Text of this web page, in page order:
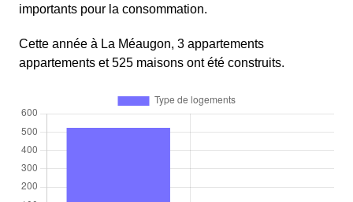
importants pour la consommation.
Cette année à La Méaugon, 3 appartements
appartements et 525 maisons ont été construits.